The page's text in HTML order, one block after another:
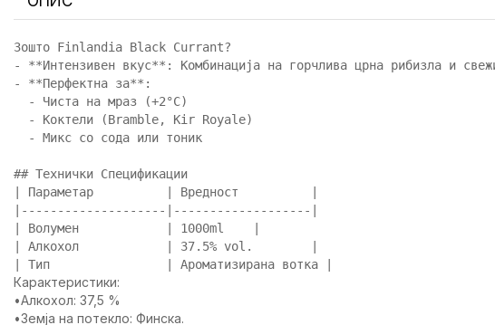
Зошто Finlandia Black Currant?
-
**Интензивен вкус**
-
**Перфектна за** :
-
Чиста на мраз (+2°C)
-
Коктели (Bramble, Kir Royale)
-
Микс со сода или тоник
## Технички Спецификации
Параметар Вредност
-------------------- -------------------
Волумен 1000ml
Алкохол 37.5% vol.
Тип Ароматизирана вотка
Карактеристики:
•Алкохол: 37,5 %
•Земја на потекло: Финска.